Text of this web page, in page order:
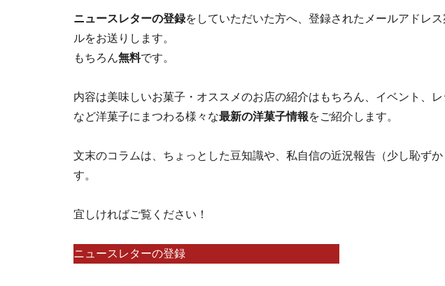
ニュースレターの登録をしていただいた方へ、登録されたメールアドレス
ルをお送りします。
もちろん無料です。
内容は美味しいお菓子・オススメのお店の紹介はもちろん、イベント、
など洋菓子にまつわる様々な最新の洋菓子情報をご紹介します。
文末のコラムは、ちょっとした豆知識や、私自信の近況報告（少し恥ず
す。
宜しければご覧ください！
ニュースレターの登録